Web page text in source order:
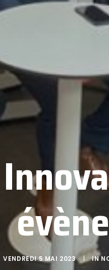
VENDREDI 5 MAI 2023 | IN